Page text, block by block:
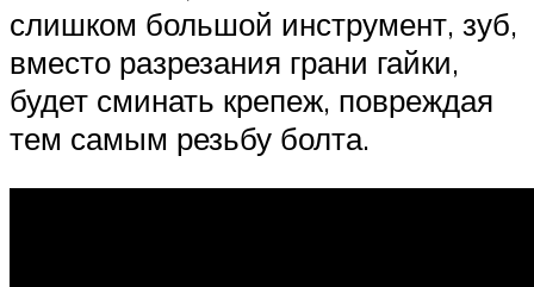
слишком большой инструмент, зуб,
вместо разрезания грани гайки,
будет сминать крепеж, повреждая
тем самым резьбу болта.